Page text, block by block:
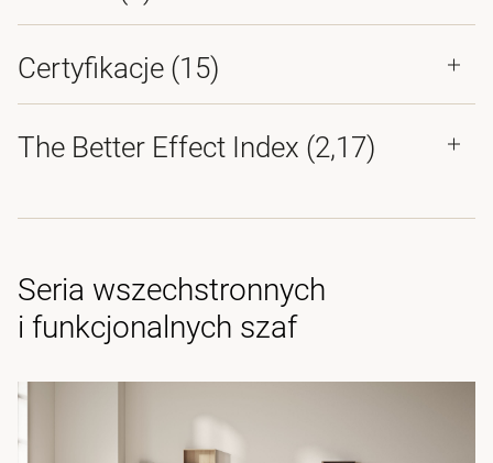
Certyfikacje (15)
The Better Effect Index (2,17)
Seria wszechstronnych
i funkcjonalnych szaf